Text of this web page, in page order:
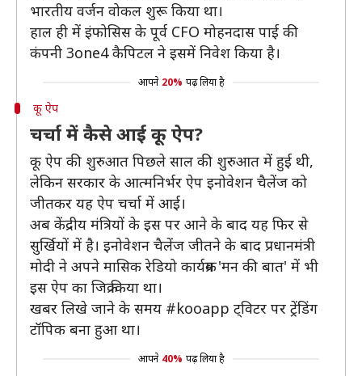
भारतीय वर्जन वोकल शुरू किया था।
हाल ही में इंफोसिस के पूर्व CFO मोहनदास पाई की
कंपनी 3one4 कैपिटल ने इसमें निवेश किया है।
आपने 20% पढ़ लिया है
कू ऐप
चर्चा में कैसे आई कू ऐप?
कू ऐप की शुरुआत पिछले साल की शुरुआत में हुई थी,
लेकिन सरकार के आत्मनिर्भर ऐप इनोवेशन चैलेंज को
जीतकर यह ऐप चर्चा में आई।
अब केंद्रीय मंत्रियों के इस पर आने के बाद यह फिर से
सुर्खियों में है। इनोवेशन चैलेंज जीतने के बाद प्रधानमंत्री
मोदी ने अपने मासिक रेडियो कार्यक्रम 'मन की बात' में भी
इस ऐप का जिक्र किया था।
खबर लिखे जाने के समय #kooapp ट्विटर पर ट्रेंडिंग
टॉपिक बना हुआ था।
आपने 40% पढ़ लिया है